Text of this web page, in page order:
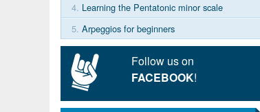
4. Learning the Pentatonic minor scale
5. Arpeggios for beginners
Follow us on
FACEBOOK!